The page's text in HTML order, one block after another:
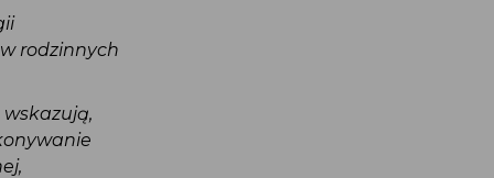
rodzinnych
wskazują,